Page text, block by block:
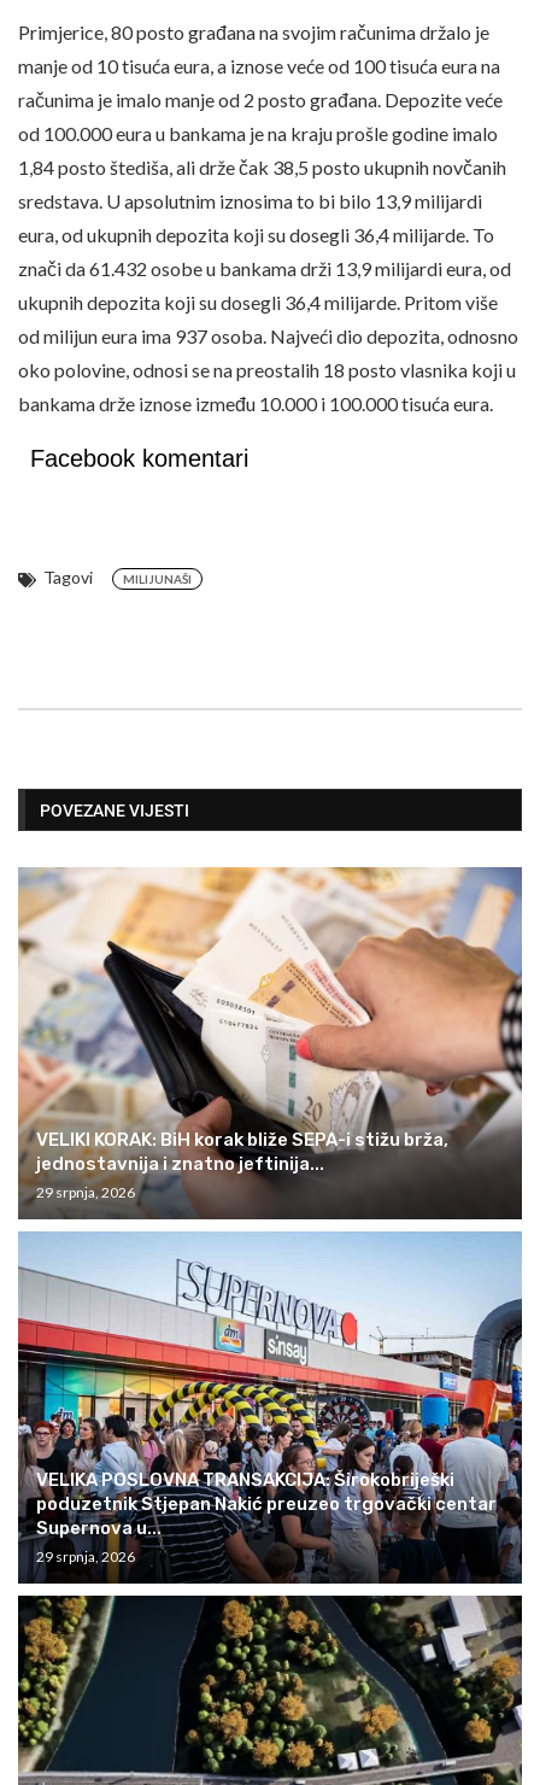
Primjerice, 80 posto građana na svojim računima držalo je
manje od 10 tisuća eura, a iznose veće od 100 tisuća eura na
računima je imalo manje od 2 posto građana. Depozite veće
od 100.000 eura u bankama je na kraju prošle godine imalo
1,84 posto štediša, ali drže čak 38,5 posto ukupnih novčanih
sredstava. U apsolutnim iznosima to bi bilo 13,9 milijardi
eura, od ukupnih depozita koji su dosegli 36,4 milijarde. To
znači da 61.432 osobe u bankama drži 13,9 milijardi eura, od
ukupnih depozita koji su dosegli 36,4 milijarde. Pritom više
od milijun eura ima 937 osoba. Najveći dio depozita, odnosno
oko polovine, odnosi se na preostalih 18 posto vlasnika koji u
bankama drže iznose između 10.000 i 100.000 tisuća eura.
Facebook komentari
Tagovi MILIJUNAŠI
POVEZANE VIJESTI
VELIKI KORAK: BiH korak bliže SEPA-i stižu brža,
jednostavnija i znatno jeftinija...
29 srpnja, 2026
VELIKA POSLOVNA TRANSAKCIJA: Širokobriješki
poduzetnik Stjepan Nakić preuzeo trgovački centar
Supernova u...
29 srpnja, 2026